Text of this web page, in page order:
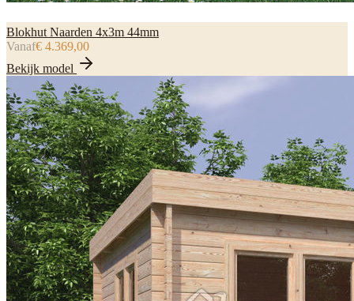
Blokhut Naarden 4x3m 44mm
Vanaf€ 4.369,00
Bekijk model